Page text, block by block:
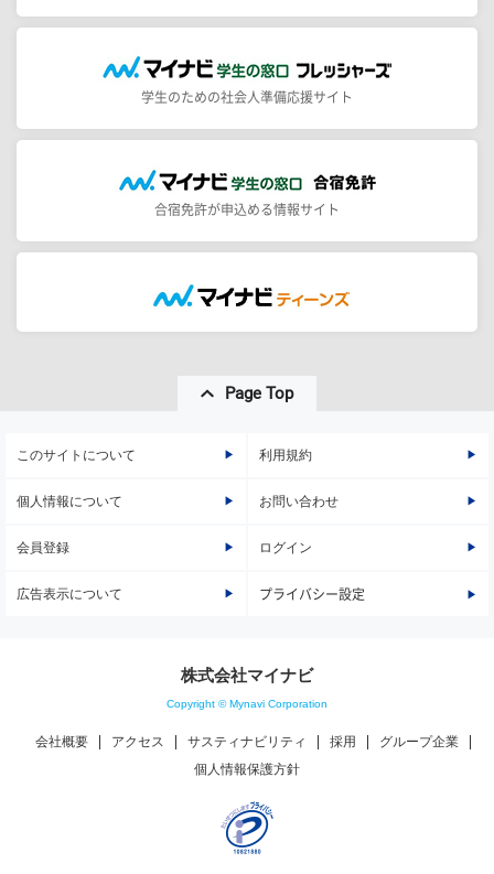
学生のための社会人準備応援サイト
合宿免許が申込める情報サイト
Page Top
このサイトについて 利用規約
個人情報について お問い合わせ
会員登録 ログイン
広告表示について プライバシー設定
株式会社マイナビ
Copyright © Mynavi Corporation
会社概要 アクセス サスティナビリティ 採用
グループ企業
個人情報保護方針